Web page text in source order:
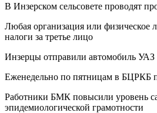
В Инзерском сельсовете проводят
Любая организация или физическое
налоги за третье лицо
Инзерцы отправили автомобиль
Еженедельно по пятницам в БЦРКБ
Работники БМК повысили уровень
эпидемиологической грамотности